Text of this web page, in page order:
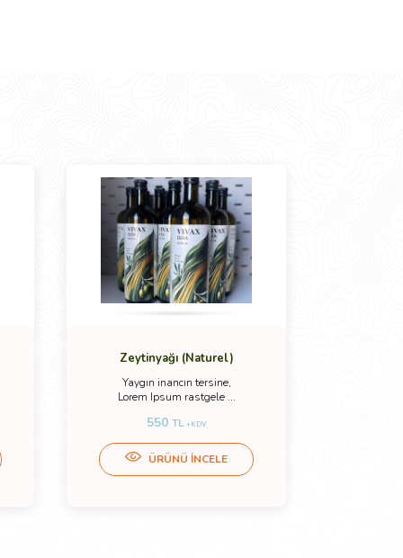
Zeytinyağı (Naturel)
Yaygın inancın tersine,
Lorem Ipsum rastgele ...
550 TL+KDV
ÜRÜNÜ İNCELE